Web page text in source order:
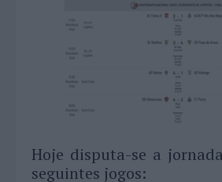
Hoje disputa-se a
seguintes jogos: